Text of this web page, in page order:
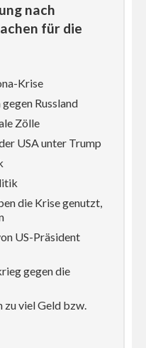
nach
für die
Krise
Russland
Zölle
USA unter Trump
die Krise genutzt,
US-Präsident
gegen die
zu viel Geld bzw.